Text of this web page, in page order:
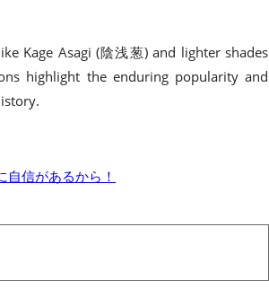
Kage Asagi (陰浅葱) and lighter shades
highlight the enduring popularity and
信があるから！